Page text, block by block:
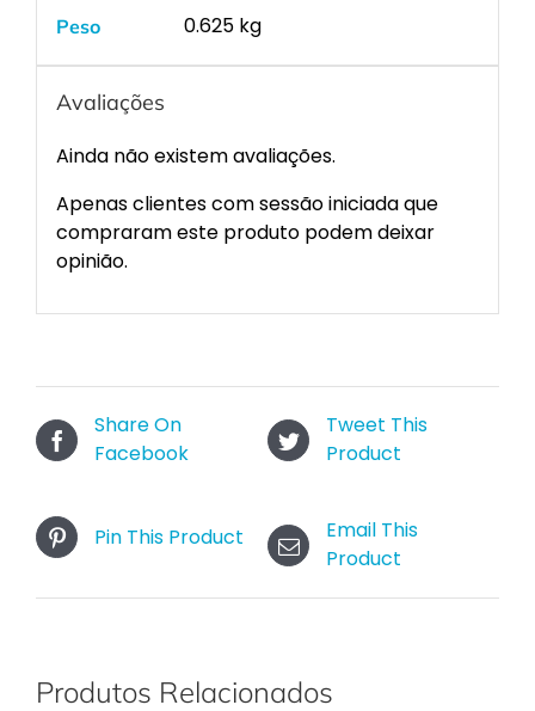
Peso 0.625 kg
Avaliações
Ainda não existem avaliações.
Apenas clientes com sessão iniciada que
compraram este produto podem deixar
opinião.
Share On
Facebook
Tweet This
Product
Pin This Product
Email This
Product
Produtos Relacionados